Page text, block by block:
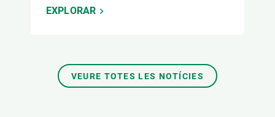
EXPLORAR
VEURE TOTES LES NOTÍCIES